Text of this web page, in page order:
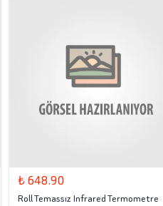
₺ 648.90
Roll Temassız Infrared Termometre